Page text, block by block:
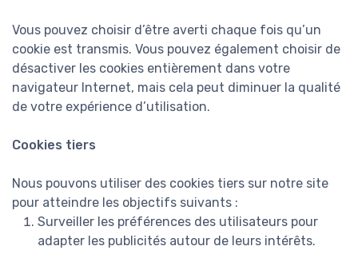
Vous pouvez choisir d’être averti chaque fois qu’un
cookie est transmis. Vous pouvez également choisir de
désactiver les cookies entièrement dans votre
navigateur Internet, mais cela peut diminuer la qualité
de votre expérience d’utilisation.
Cookies tiers
Nous pouvons utiliser des cookies tiers sur notre site
pour atteindre les objectifs suivants :
Surveiller les préférences des utilisateurs pour
adapter les publicités autour de leurs intérêts.